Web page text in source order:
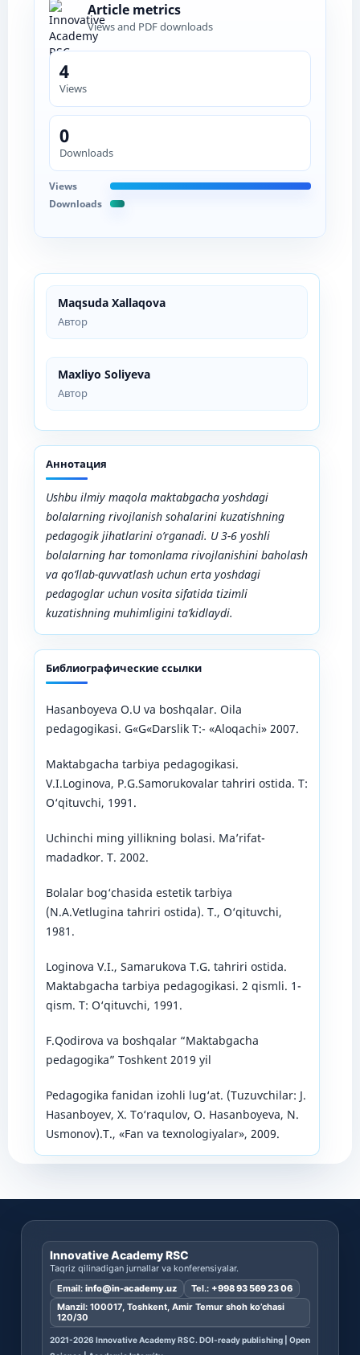
Maqsuda Xallaqova
Автор
Maxliyo Soliyeva
Автор
Аннотация
Ushbu ilmiy maqola maktabgacha yoshdagi
bolalarning rivojlanish sohalarini kuzatishning
pedagogik jihatlarini o’rganadi. U 3-6 yoshli
bolalarning har tomonlama rivojlanishini baholash
va qo’llab-quvvatlash uchun erta yoshdagi
pedagoglar uchun vosita sifatida tizimli
kuzatishning muhimligini ta’kidlaydi.
Библиографические ссылки
Hasanboyeva O.U va boshqalar. Oila
pedagogikasi. G«G«Darslik T:- «Aloqachi» 2007.
Maktabgacha tarbiya pedagogikasi.
V.I.Loginova, P.G.Samorukovalar tahriri ostida. T:
O‘qituvchi, 1991.
Uchinchi ming yillikning bolasi. Ma’rifat-
madadkor. T. 2002.
Bolalar bog‘chasida estetik tarbiya
(N.A.Vetlugina tahriri ostida). T., O‘qituvchi,
1981.
Loginova V.I., Samarukova T.G. tahriri ostida.
Maktabgacha tarbiya pedagogikasi. 2 qismli. 1-
qism. T: O‘qituvchi, 1991.
F.Qodirova va boshqalar “Maktabgacha
pedagogika” Toshkent 2019 yil
Pedagogika fanidan izohli lug‘at. (Tuzuvchilar: J.
Hasanboyev, X. To‘raqulov, O. Hasanboyeva, N.
Usmonov).Т., «Fan va texnologiyalar», 2009.
Article metrics
Views and PDF downloads
4
Views
0
Downloads
Views
Downloads
Innovative Academy RSC
Taqriz qilinadigan jurnallar va konferensiyalar.
Email: info@in-academy.uz Tel.: +998 93 569 23 06
Manzil: 100017, Toshkent, Amir Temur shoh ko’chasi
120/30
2021-2026 Innovative Academy RSC. DOI-ready publishing | Open